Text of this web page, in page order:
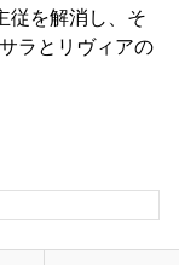
従を解消し、そ
ラとリヴィアの